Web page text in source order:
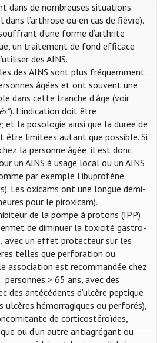
dans de nombreuses situations
dans l’arthrose ou en cas de fièvre).
d’une forme d’arthrite
un traitement de fond efficace
des AINS.
des AINS sont plus fréquemment
âgées et ont souvent une
dans cette tranche d'âge (voir
). L’indication doit être
et la posologie ainsi que la durée de
être limitées autant que possible. Si
la personne âgée, il est donc
un AINS à usage local ou un AINS
par exemple l’ibuprofène
Les oxicams ont une longue demi-
pour le piroxicam).
de la pompe à protons (IPP)
de diminuer la toxicité gastro-
avec un effet protecteur sur les
telles que perforation ou
association est recommandée chez
> 65 ans, avec des
des antécédents d’ulcère peptique
ulcères hémorragiques ou perforés),
de corticostéroïdes,
ou d’un autre antiagrégant ou